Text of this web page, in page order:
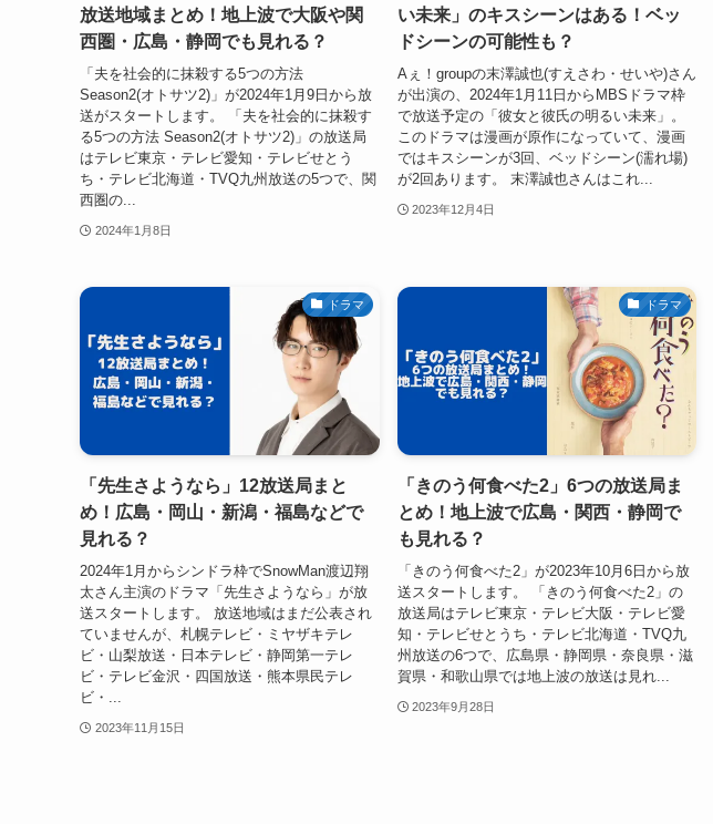
放送地域まとめ！地上波で大阪や関
西圏・広島・静岡でも見れる？
「夫を社会的に抹殺する5つの方法
Season2(オトサツ2)」が2024年1月9日から放
送がスタートします。 「夫を社会的に抹殺す
る5つの方法 Season2(オトサツ2)」の放送局
はテレビ東京・テレビ愛知・テレビせとう
ち・テレビ北海道・TVQ九州放送の5つで、関
西圏の...
2024年1月8日
い未来」のキスシーンはある！ベッ
ドシーンの可能性も？
Aぇ！groupの末澤誠也(すえさわ・せいや)さん
が出演の、2024年1月11日からMBSドラマ枠
で放送予定の「彼女と彼氏の明るい未来」。
このドラマは漫画が原作になっていて、漫画
ではキスシーンが3回、ベッドシーン(濡れ場)
が2回あります。 末澤誠也さんはこれ...
2023年12月4日
ドラマ
「先生さようなら」12放送局まと
め！広島・岡山・新潟・福島などで
見れる？
2024年1月からシンドラ枠でSnowMan渡辺翔
太さん主演のドラマ「先生さようなら」が放
送スタートします。 放送地域はまだ公表され
ていませんが、札幌テレビ・ミヤザキテレ
ビ・山梨放送・日本テレビ・静岡第一テレ
ビ・テレビ金沢・四国放送・熊本県民テレ
ビ・...
2023年11月15日
ドラマ
「きのう何食べた2」6つの放送局ま
とめ！地上波で広島・関西・静岡で
も見れる？
「きのう何食べた2」が2023年10月6日から放
送スタートします。 「きのう何食べた2」の
放送局はテレビ東京・テレビ大阪・テレビ愛
知・テレビせとうち・テレビ北海道・TVQ九
州放送の6つで、広島県・静岡県・奈良県・滋
賀県・和歌山県では地上波の放送は見れ...
2023年9月28日